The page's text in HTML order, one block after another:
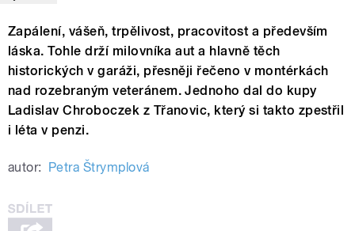
Zapálení, vášeň, trpělivost, pracovitost a především
láska. Tohle drží milovníka aut a hlavně těch
historických v garáži, přesněji řečeno v montérkách
nad rozebraným veteránem. Jednoho dal do kupy
Ladislav Chroboczek z Třanovic, který si takto zpestřil
i léta v penzi.
autor: Petra Štrymplová